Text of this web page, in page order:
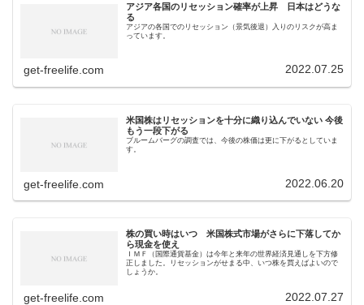
アジア各国のリセッション確率が上昇 日本はどうな
る
アジアの各国でのリセッション（景気後退）入りのリスクが高ま
っています。
get-freelife.com 2022.07.25
米国株はリセッションを十分に織り込んでいない 今後
もう一段下がる
ブルームバーグの調査では、今後の株価は更に下がるとしていま
す。
get-freelife.com 2022.06.20
株の買い時はいつ 米国株式市場がさらに下落してか
ら現金を使え
ＩＭＦ（国際通貨基金）は今年と来年の世界経済見通しを下方修
正しました。リセッションがせまる中、いつ株を買えばよいので
しょうか。
get-freelife.com 2022.07.27